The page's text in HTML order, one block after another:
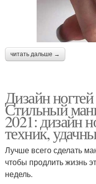
читать дальше →
Дизайн
Стильный
2021: дизайн
техник,
Лучше всего сделать
чтобы продлить жизнь
недель.